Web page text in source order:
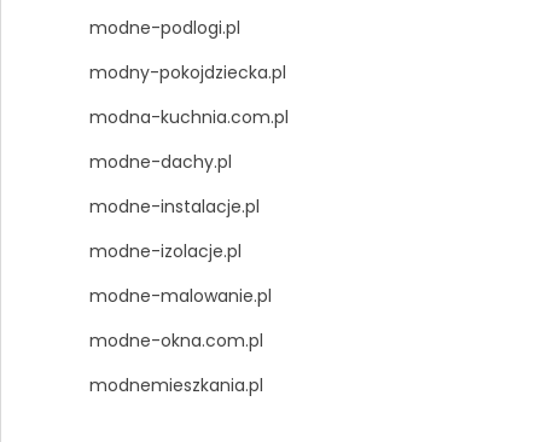
modne-podlogi.pl
modny-pokojdziecka.pl
modna-kuchnia.com.pl
modne-dachy.pl
modne-instalacje.pl
modne-izolacje.pl
modne-malowanie.pl
modne-okna.com.pl
modnemieszkania.pl